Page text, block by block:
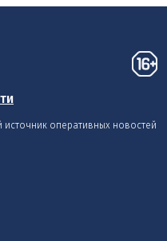
оперативных новостей